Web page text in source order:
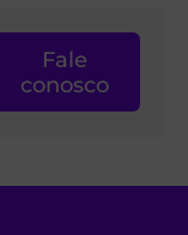
Fale
conosco